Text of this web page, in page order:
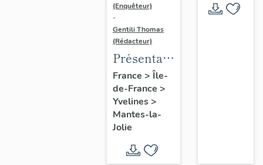
(Enquêteur)
-
Gentili Thomas
(Rédacteur)
Présentation
de l'étude
France > Île-
de-France >
Yvelines>
Mantes-la-
Jolie